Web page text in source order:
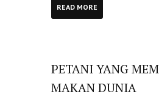
READ MORE
PETANI YANG
MAKAN DUNIA